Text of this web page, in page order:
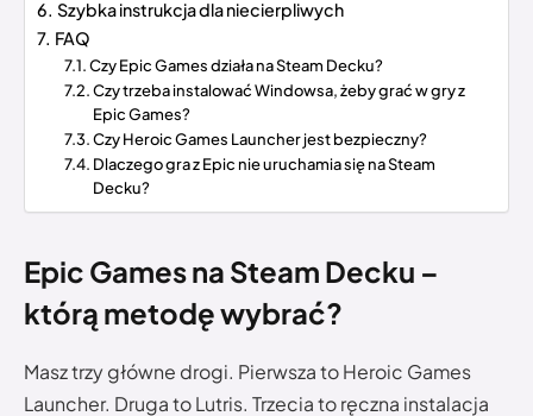
Szybka instrukcja dla niecierpliwych
FAQ
Czy Epic Games działa na Steam Decku?
Czy trzeba instalować Windowsa, żeby grać w gry z
Epic Games?
Czy Heroic Games Launcher jest bezpieczny?
Dlaczego gra z Epic nie uruchamia się na Steam
Decku?
Epic Games na Steam Decku –
którą metodę wybrać?
Masz trzy główne drogi. Pierwsza to Heroic Games
Launcher. Druga to Lutris. Trzecia to ręczna instalacja